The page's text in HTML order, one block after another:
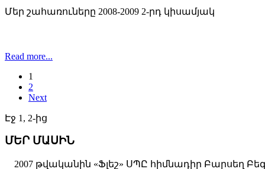
Մեր շահառուները 2008-2009 2-րդ կիսամյակ
Read more...
1
2
Next
Էջ 1, 2-ից
ՄԵՐ ՄԱՍԻՆ
2007 թվականին «Ֆլեշ» ՍՊԸ հիմնադիր Բարսեղ